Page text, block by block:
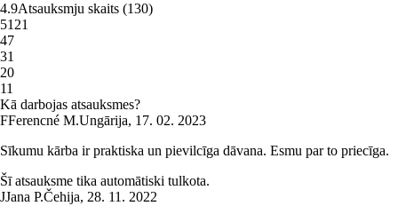
4.9Atsauksmju skaits (130)
5121
47
31
20
11
Kā darbojas atsauksmes?
FFerencné M.Ungārija, 17. 02. 2023
Sīkumu kārba ir praktiska un pievilcīga dāvana. Esmu par to priecīga.
Šī atsauksme tika automātiski tulkota.
JJana P.Čehija, 28. 11. 2022